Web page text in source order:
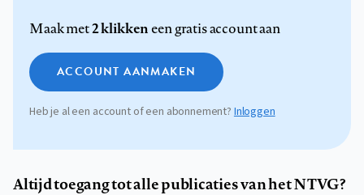
Maak met2 klikkeneen gratis account aan
ACCOUNT AANMAKEN
Heb je al een account of een abonnement? Inloggen
Altijd toegang tot alle publicaties van het NTVG?